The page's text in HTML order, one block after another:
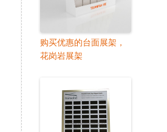
购买优惠的台面展架，
花岗岩展架